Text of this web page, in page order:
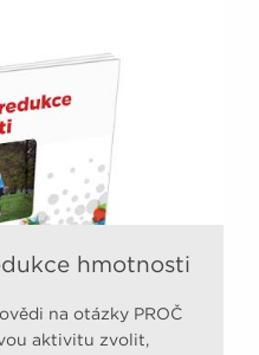
hmotnosti
na otázky PROČ
aktivitu zvolit,